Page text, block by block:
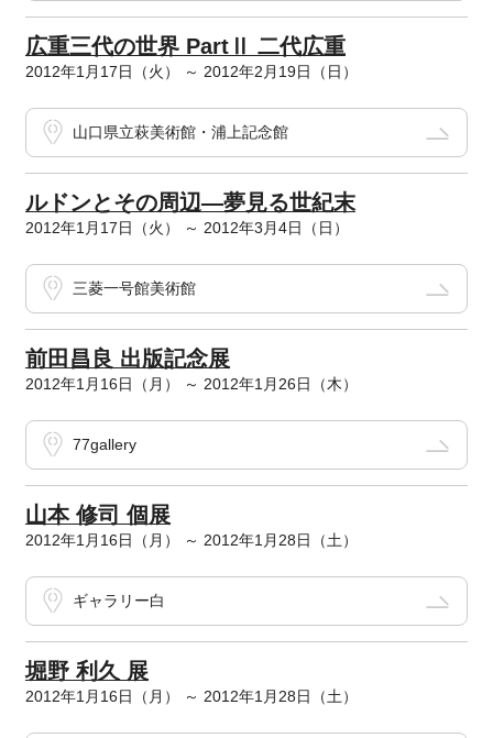
広重三代の世界 PartⅡ 二代広重
2012年1月17日（火） ～ 2012年2月19日（日）
山口県立萩美術館・浦上記念館
ルドンとその周辺―夢見る世紀末
2012年1月17日（火） ～ 2012年3月4日（日）
三菱一号館美術館
前田昌良 出版記念展
2012年1月16日（月） ～ 2012年1月26日（木）
77gallery
山本 修司 個展
2012年1月16日（月） ～ 2012年1月28日（土）
ギャラリー白
堀野 利久 展
2012年1月16日（月） ～ 2012年1月28日（土）